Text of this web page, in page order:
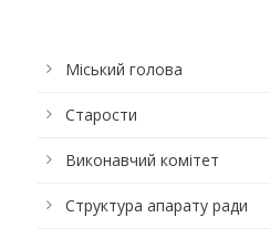
Міський голова
Старости
Виконавчий комітет
Структура апарату ради